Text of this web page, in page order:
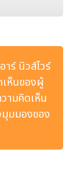
ร์ นิวส์ไวร์
เห็นของผู้
ามคิดเห็น
มุมมองของ